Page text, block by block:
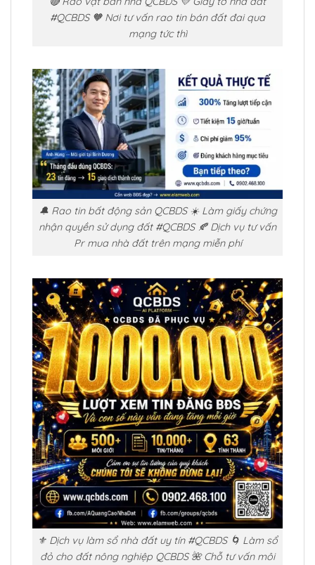
#QCBDS 🧡 Nơi tư vấn rao tin bán đất đai qua
mạng tức thì
🔔 Rao tin bất động sản QCBDS ☀️ Làm giấy chứng
nhận quyền sử dụng đất #QCBDS 🍂 Dịch vụ tư vấn
Pr mua nhà đất trên mạng miễn phí
⚜️ Dịch vụ làm sổ nhà đất uy tín #QCBDS 🌀 Làm sổ
đỏ cho đất nông nghiệp QCBDS 🌺 Chỗ tư vấn môi